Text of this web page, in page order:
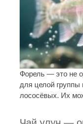
Форель — это не
для целой
лососёвых. Их